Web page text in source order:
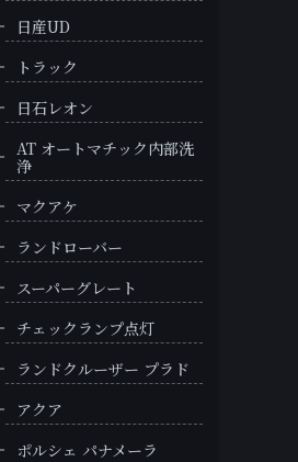
日産UD
トラック
日石レオン
AT オートマチック内部洗
浄
マクアケ
ランドローバー
スーパーグレート
チェックランプ点灯
ランドクルーザー プラド
アクア
ポルシェ パナメーラ